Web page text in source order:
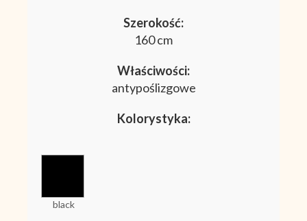
Szerokość:
160 cm
Właściwości:
antypoślizgowe
Kolorystyka:
black